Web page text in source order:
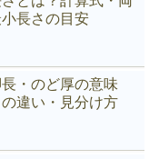
長さの目安
・のど厚の意味
違い・見分け方